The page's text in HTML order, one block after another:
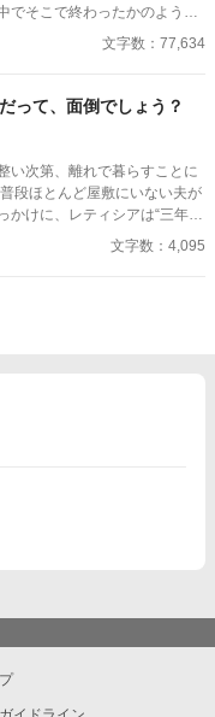
でそこで終わったかのように
き、不可能なことが起きた―
まし、あらゆる涙、嘘、そ
真実を突き止め、奪われた
たちにその代償を払わせる。
何も許されない。
文字数：77,634
って、面倒でしょう？
い次第、離れで暮らすことに
かけに、レティシアは“三年
こ
などない。 「だって、
文字数：4,095